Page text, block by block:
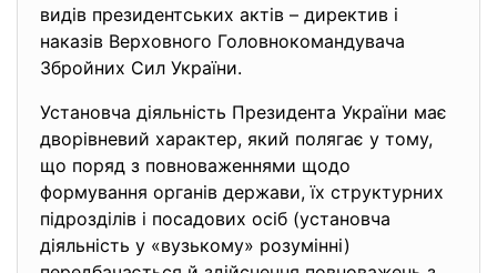
видів президентських актів – директив і
наказів Верховного Головнокомандувача
Збройних Сил України.
Установча діяльність Президента України має
дворівневий характер, який полягає у тому,
що поряд з повноваженнями щодо
формування органів держави, їх структурних
підрозділів і посадових осіб (установча
діяльність у «вузькому» розумінні)